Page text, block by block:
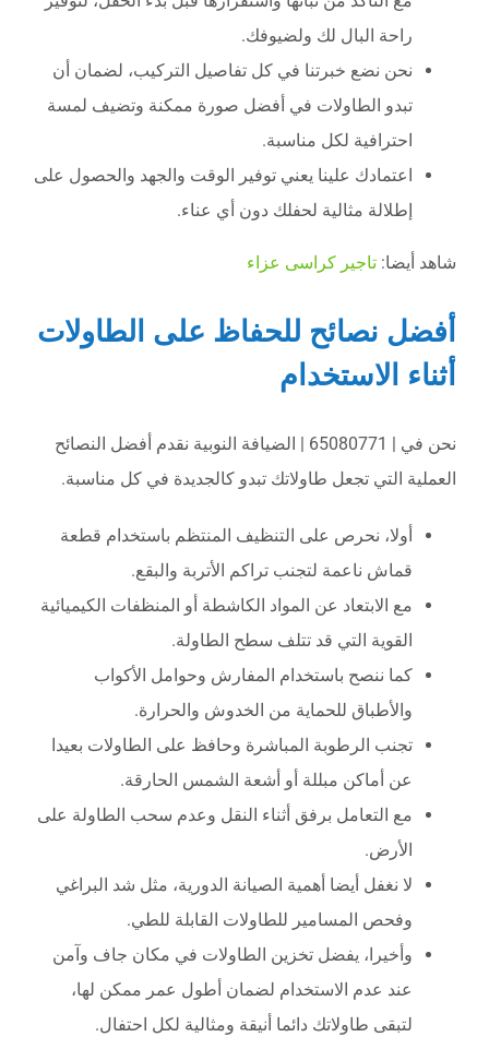
راحة البال لك ولضيوفك.
نحن نضع خبرتنا في كل تفاصيل التركيب، لضمان أن
تبدو الطاولات في أفضل صورة ممكنة وتضيف لمسة
احترافية لكل مناسبة.
اعتمادك علينا يعني توفير الوقت والجهد والحصول على
إطلالة مثالية لحفلك دون أي عناء.
شاهد أيضا: تاجير كراسى عزاء
أفضل نصائح للحفاظ على الطاولات
أثناء الاستخدام
نحن في | 65080771 | الضيافة النوبية نقدم أفضل النصائح
العملية التي تجعل طاولاتك تبدو كالجديدة في كل مناسبة.
أولا، نحرص على التنظيف المنتظم باستخدام قطعة
قماش ناعمة لتجنب تراكم الأتربة والبقع.
مع الابتعاد عن المواد الكاشطة أو المنظفات الكيميائية
القوية التي قد تتلف سطح الطاولة.
كما ننصح باستخدام المفارش وحوامل الأكواب
والأطباق للحماية من الخدوش والحرارة.
تجنب الرطوبة المباشرة وحافظ على الطاولات بعيدا
عن أماكن مبللة أو أشعة الشمس الحارقة.
مع التعامل برفق أثناء النقل وعدم سحب الطاولة على
الأرض.
لا نغفل أيضا أهمية الصيانة الدورية، مثل شد البراغي
وفحص المسامير للطاولات القابلة للطي.
وأخيرا، يفضل تخزين الطاولات في مكان جاف وآمن
عند عدم الاستخدام لضمان أطول عمر ممكن لها،
لتبقى طاولاتك دائما أنيقة ومثالية لكل احتفال.